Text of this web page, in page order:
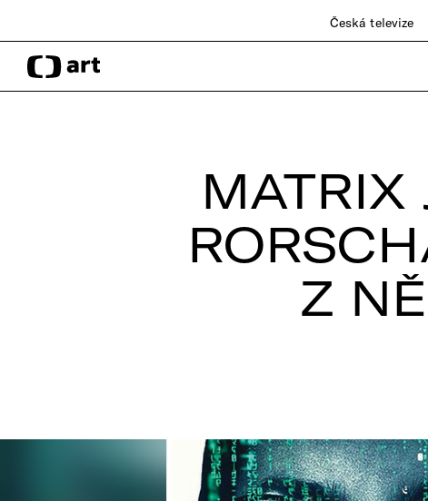
Česká televize
MATRIX
Z